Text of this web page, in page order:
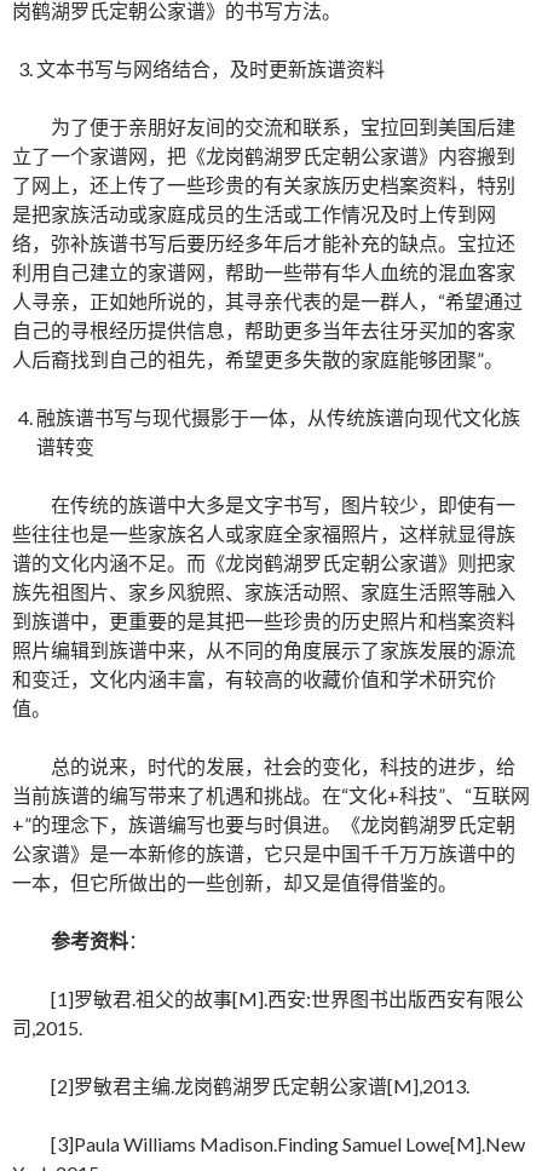
岗鹤湖罗氏定朝公家谱》的书写方法。
文本书写与网络结合，及时更新族谱资料
为了便于亲朋好友间的交流和联系，宝拉回到美国后建
立了一个家谱网，把《龙岗鹤湖罗氏定朝公家谱》内容搬到
了网上，还上传了一些珍贵的有关家族历史档案资料，特别
是把家族活动或家庭成员的生活或工作情况及时上传到网
络，弥补族谱书写后要历经多年后才能补充的缺点。宝拉还
利用自己建立的家谱网，帮助一些带有华人血统的混血客家
人寻亲，正如她所说的，其寻亲代表的是一群人，“希望通过
自己的寻根经历提供信息，帮助更多当年去往牙买加的客家
人后裔找到自己的祖先，希望更多失散的家庭能够团聚”。
融族谱书写与现代摄影于一体，从传统族谱向现代文化族
谱转变
在传统的族谱中大多是文字书写，图片较少，即使有一
些往往也是一些家族名人或家庭全家福照片，这样就显得族
谱的文化内涵不足。而《龙岗鹤湖罗氏定朝公家谱》则把家
族先祖图片、家乡风貌照、家族活动照、家庭生活照等融入
到族谱中，更重要的是其把一些珍贵的历史照片和档案资料
照片编辑到族谱中来，从不同的角度展示了家族发展的源流
和变迁，文化内涵丰富，有较高的收藏价值和学术研究价
值。
总的说来，时代的发展，社会的变化，科技的进步，给
当前族谱的编写带来了机遇和挑战。在“文化+科技”、“互联网
+”的理念下，族谱编写也要与时俱进。《龙岗鹤湖罗氏定朝
公家谱》是一本新修的族谱，它只是中国千千万万族谱中的
一本，但它所做出的一些创新，却又是值得借鉴的。
参考资料：
[1]罗敏君.祖父的故事[M].西安:世界图书出版西安有限公
司,2015.
[2]罗敏君主编.龙岗鹤湖罗氏定朝公家谱[M],2013.
[3]Paula Williams Madison.Finding Samuel Lowe[M].New